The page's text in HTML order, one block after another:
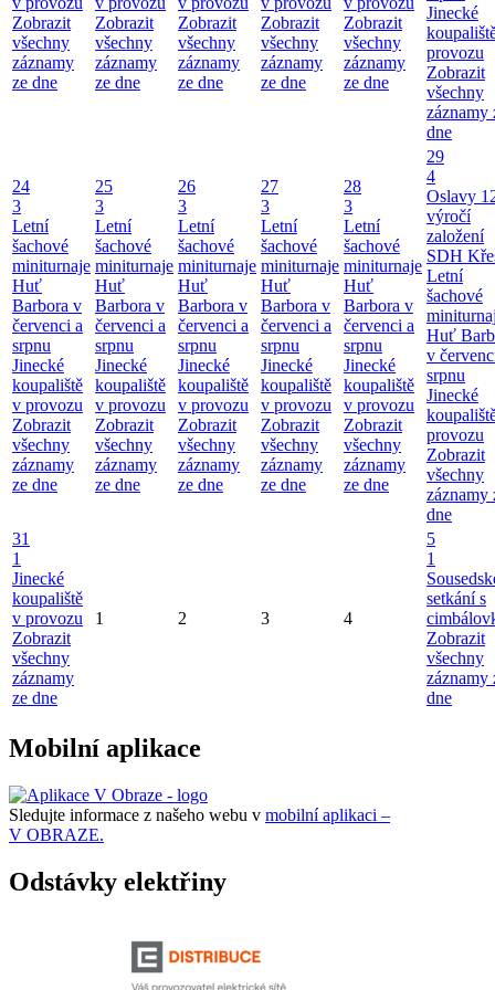
Zobrazit
všechny
záznamy
ze dne
Zobrazit
všechny
záznamy
ze dne
Zobrazit
všechny
záznamy
ze dne
Zobrazit
všechny
záznamy
ze dne
Zobrazit
všechny
záznamy
ze dne
Jinecké
provozu
Zobrazit
všechny
záznamy
dne
24
3
Letní
šachové
miniturnaje
Huť
Barbora v
červenci a
srpnu
Jinecké
koupaliště
v provozu
Zobrazit
všechny
záznamy
ze dne
25
3
Letní
šachové
miniturnaje
Huť
Barbora v
červenci a
srpnu
Jinecké
koupaliště
v provozu
Zobrazit
všechny
záznamy
ze dne
26
3
Letní
šachové
miniturnaje
Huť
Barbora v
červenci a
srpnu
Jinecké
koupaliště
v provozu
Zobrazit
všechny
záznamy
ze dne
27
3
Letní
šachové
miniturnaje
Huť
Barbora v
červenci a
srpnu
Jinecké
koupaliště
v provozu
Zobrazit
všechny
záznamy
ze dne
28
3
Letní
šachové
miniturnaje
Huť
Barbora v
červenci a
srpnu
Jinecké
koupaliště
v provozu
Zobrazit
všechny
záznamy
ze dne
29
4
Oslavy
výročí
založení
SDH
Letní
šachové
Huť
v
srpnu
Jinecké
provozu
Zobrazit
všechny
záznamy
dne
31
1
Jinecké
koupaliště
v provozu
Zobrazit
všechny
záznamy
ze dne
1 2 3 4
5
1
setkání s
Zobrazit
všechny
záznamy
dne
Mobilní aplikace
Sledujte informace z našeho webu v mobilní aplikaci –
V OBRAZE.
Odstávky elektřiny